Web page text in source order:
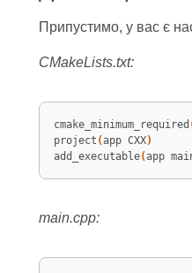
Припустимо, у вас є
CMakeLists.txt:
cmake_minimum_required
project (app CXX)
add_executable(app
main.cpp: